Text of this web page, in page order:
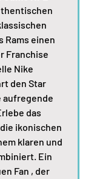
Rams einen
Franchise
Nike
den Star
aufregende
das
ikonischen
klaren und
Ein
Fan , der